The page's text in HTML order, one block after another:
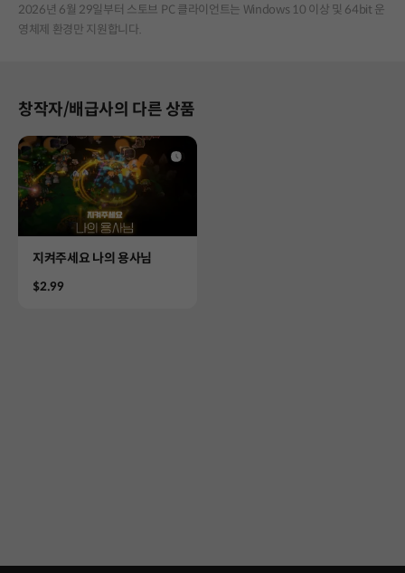
2026년 6월 29일부터 스토브 PC 클라이언트는 Windows 10 이상 및 64bit 운
영체제 환경만 지원합니다.
창작자/배급사의 다른 상품
Product
지켜주세요 나의 용사님
Price
$2.99